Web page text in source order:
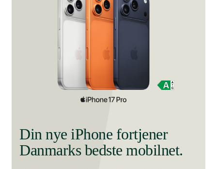
Din nye iPhone fortjener
Danmarks bedste mobilnet.